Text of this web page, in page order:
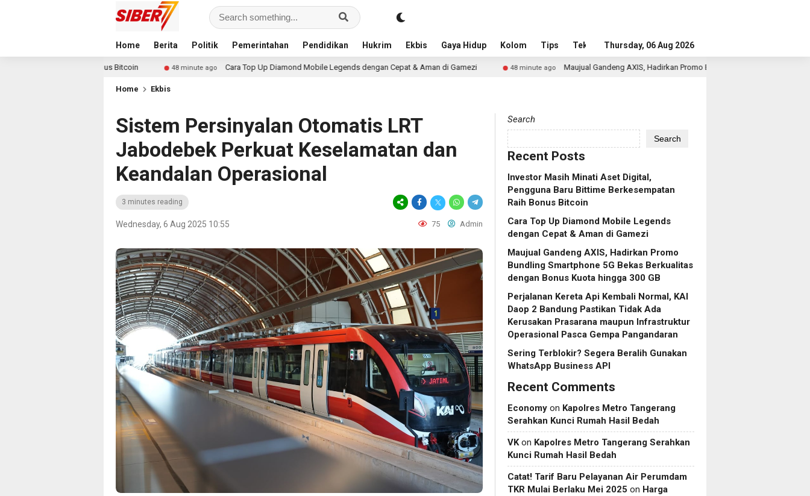
Home Berita Politik Pemerintahan Pendidikan Hukrim Ekbis Gaya Hidup Kolom Tips Tekno Thursday, 06 Aug 2026
48 minute ago Cara Top Up Diamond Mobile Legends dengan Cepat & Aman di Gamezi 48 minute ago Maujual Gandeng AXIS, Hadirkan Promo Bundling Smartphone 5G Bekas Berkualitas
Home Ekbis
Sistem Persinyalan Otomatis LRT
Jabodebek Perkuat Keselamatan dan
Keandalan Operasional
3 minutes reading
Wednesday, 6 Aug 2025 10:55 75 Admin
Search
Search
Recent Posts
Investor Masih Minati Aset Digital,
Pengguna Baru Bittime Berkesempatan
Raih Bonus Bitcoin
Cara Top Up Diamond Mobile Legends
dengan Cepat & Aman di Gamezi
Maujual Gandeng AXIS, Hadirkan Promo
Bundling Smartphone 5G Bekas Berkualitas
dengan Bonus Kuota hingga 300 GB
Perjalanan Kereta Api Kembali Normal, KAI
Daop 2 Bandung Pastikan Tidak Ada
Kerusakan Prasarana maupun Infrastruktur
Operasional Pasca Gempa Pangandaran
Sering Terblokir? Segera Beralih Gunakan
WhatsApp Business API
Recent Comments
Economy on Kapolres Metro Tangerang
Serahkan Kunci Rumah Hasil Bedah
VKon Kapolres Metro Tangerang Serahkan
Kunci Rumah Hasil Bedah
Catat! Tarif Baru Pelayanan Air Perumdam
TKR Mulai Berlaku Mei 2025 on Harga